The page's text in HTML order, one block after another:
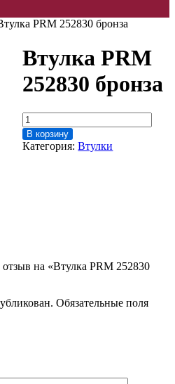
PRM 252830 бронза
Втулка PRM
252830 бронза
Количество
товара
Втулка
В корзину
Категория:Втулки
на «Втулка PRM 252830
Обязательные поля